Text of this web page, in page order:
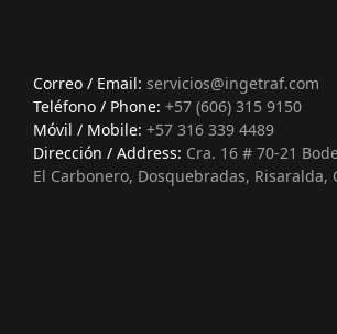
Correo / Email: servicios@ingetraf.com
Teléfono / Phone: +57 (606) 315 9150
Móvil / Mobile: +57 316 339 4489
Dirección / Address: Cra. 16 # 70-21
El Carbonero, Dosquebradas, Risaralda,